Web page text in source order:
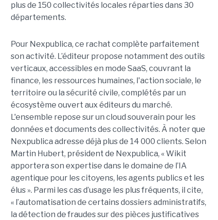
plus de 150 collectivités locales réparties dans 30
départements.
Pour Nexpublica, ce rachat complète parfaitement
son activité. L’éditeur propose notamment des outils
verticaux, accessibles en mode SaaS, couvrant la
finance, les ressources humaines, l'action sociale, le
territoire ou la sécurité civile, complétés par un
écosystème ouvert aux éditeurs du marché.
L'ensemble repose sur un cloud souverain pour les
données et documents des collectivités. À noter que
Nexpublica adresse déjà plus de 14 000 clients. Selon
Martin Hubert, président de Nexpublica, « Wikit
apportera son expertise dans le domaine de l’IA
agentique pour les citoyens, les agents publics et les
élus ». Parmi les cas d’usage les plus fréquents, il cite,
« l’automatisation de certains dossiers administratifs,
la détection de fraudes sur des pièces justificatives